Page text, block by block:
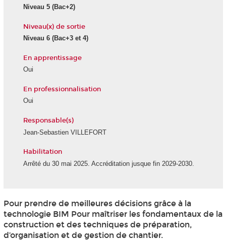
Niveau 5 (Bac+2)
Niveau(x) de sortie
Niveau 6 (Bac+3 et 4)
En apprentissage
Oui
En professionnalisation
Oui
Responsable(s)
Jean-Sebastien VILLEFORT
Habilitation
Arrêté du 30 mai 2025. Accréditation jusque fin 2029-2030.
Pour prendre de meilleures décisions grâce à la
technologie BIM Pour maîtriser les fondamentaux de la
construction et des techniques de préparation,
d’organisation et de gestion de chantier.